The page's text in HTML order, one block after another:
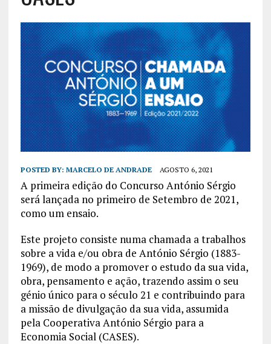
POSTED BY: MARCELO DE ANDRADE AGOSTO 6, 2021
A primeira edição do Concurso António Sérgio
será lançada no primeiro de Setembro de 2021,
como um ensaio.
Este projeto consiste numa chamada a trabalhos
sobre a vida e/ou obra de António Sérgio (1883-
1969), de modo a promover o estudo da sua vida,
obra, pensamento e ação, trazendo assim o seu
génio único para o século 21 e contribuindo para
a missão de divulgação da sua vida, assumida
pela Cooperativa António Sérgio para a
Economia Social (CASES).